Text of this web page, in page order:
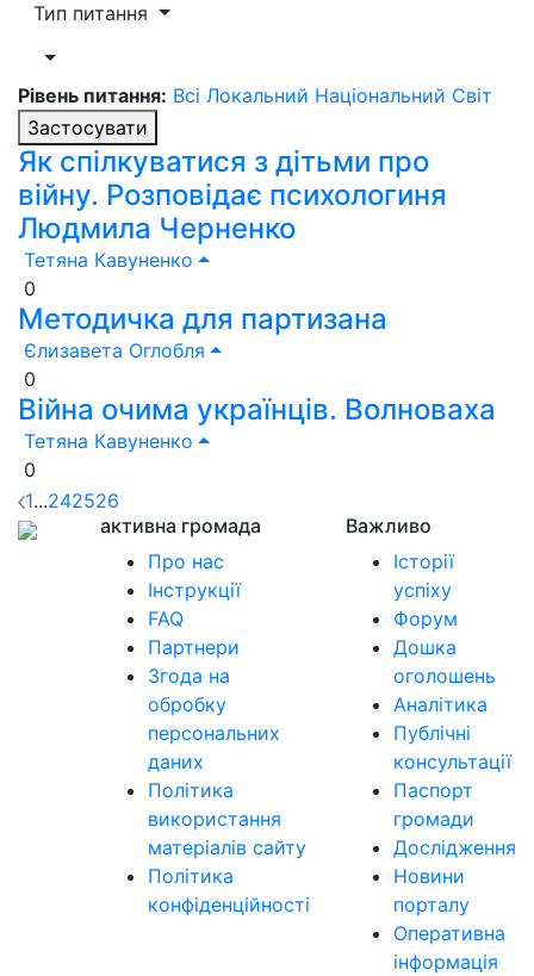
Тип питання
Рівень питання: Всі Локальний Національний Світ
Застосувати
Як спілкуватися з дітьми про
війну. Розповідає психологиня
Людмила Черненко
Тетяна Кавуненко
0
Методичка для партизана
Єлизавета Оглобля
0
Війна очима українців. Волноваха
Тетяна Кавуненко
0
1...242526
активна громада
Про нас
Інструкції
FAQ
Партнери
Згода на
обробку
персональних
даних
Політика
використання
матеріалів сайту
Політика
конфіденційності
Важливо
Історії
успіху
Форум
Дошка
оголошень
Аналітика
Публічні
консультації
Паспорт
громади
Дослідження
Новини
порталу
Оперативна
інформація